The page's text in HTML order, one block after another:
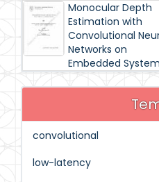
Monocular Depth
Estimation with
Convolutional
Networks on
Embedded
convolutional
low-latency